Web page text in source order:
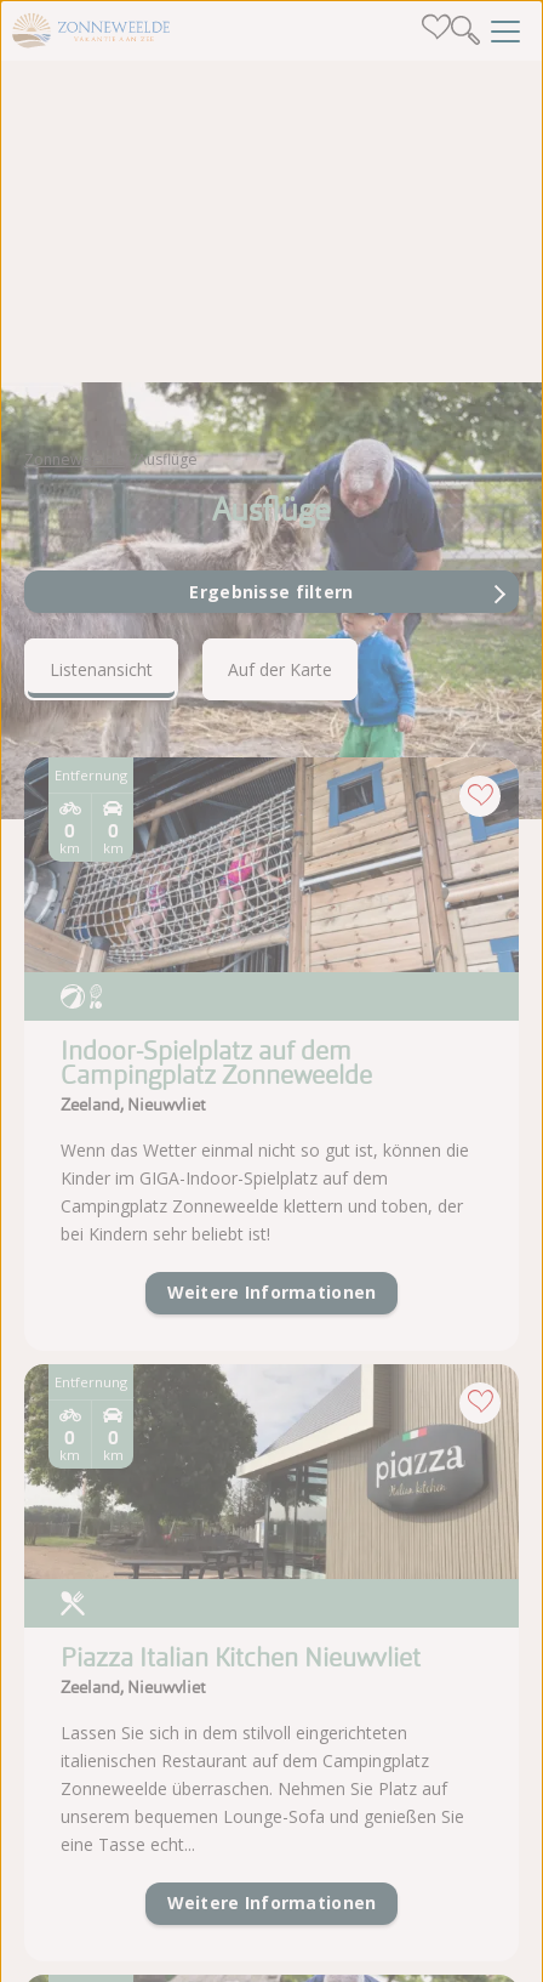
Zonneweelde Ausflüge
Ausflüge
Ergebnisse filtern
Listenansicht
Entfernung
0
km
0
km
Indoor-Spielplatz auf dem
Campingplatz Zonneweelde
Zeeland, Nieuwvliet
Wenn das Wetter einmal nicht so gut ist, können die
Kinder im GIGA-Indoor-Spielplatz auf dem
Campingplatz Zonneweelde klettern und toben, der
bei Kindern sehr beliebt ist!
Weitere Informationen
Entfernung
0
km
0
km
Piazza Italian Kitchen Nieuwvliet
Zeeland, Nieuwvliet
Lassen Sie sich in dem stilvoll eingerichteten
italienischen Restaurant auf dem Campingplatz
Zonneweelde überraschen. Nehmen Sie Platz auf
unserem bequemen Lounge-Sofa und genießen Sie
eine Tasse echt...
Weitere Informationen
Auf der Karte